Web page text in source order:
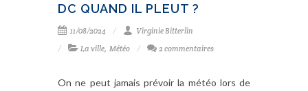
DC QUAND IL PLEUT ?
11/08/2024
Virginie Bitterlin
La ville, Météo 2 commentaires
On ne peut jamais prévoir la météo lors de